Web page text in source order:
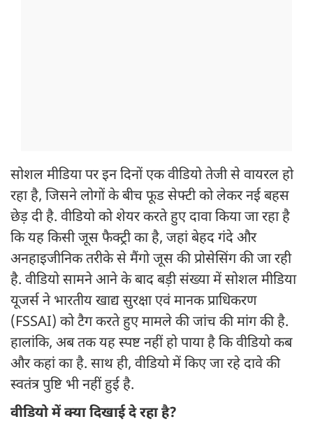
सोशल मीडिया पर इन दिनों एक वीडियो तेजी से वायरल हो
रहा है, जिसने लोगों के बीच फूड सेफ्टी को लेकर नई बहस
छेड़ दी है. वीडियो को शेयर करते हुए दावा किया जा रहा है
कि यह किसी जूस फैक्ट्री का है, जहां बेहद गंदे और
अनहाइजीनिक तरीके से मैंगो जूस की प्रोसेसिंग की जा रही
है. वीडियो सामने आने के बाद बड़ी संख्या में सोशल मीडिया
यूजर्स ने भारतीय खाद्य सुरक्षा एवं मानक प्राधिकरण
(FSSAI) को टैग करते हुए मामले की जांच की मांग की है.
हालांकि, अब तक यह स्पष्ट नहीं हो पाया है कि वीडियो कब
और कहां का है. साथ ही, वीडियो में किए जा रहे दावे की
स्वतंत्र पुष्टि भी नहीं हुई है.
वीडियो में क्या दिखाई दे रहा है?